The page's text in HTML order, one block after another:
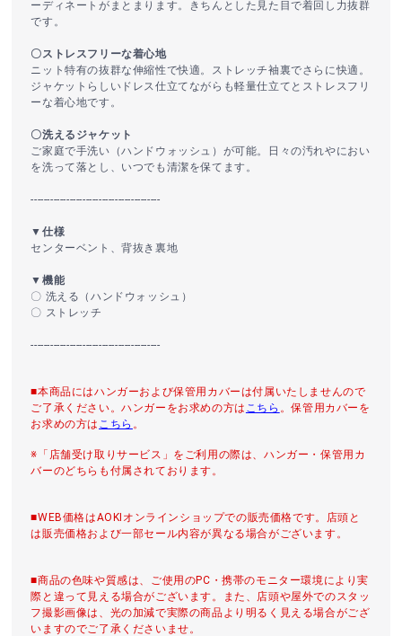
ーディネートがまとまります。きちんとした見た目で着回し力抜群
です。
〇ストレスフリーな着心地
ニット特有の抜群な伸縮性で快適。ストレッチ袖裏でさらに快適。
ジャケットらしいドレス仕立てながらも軽量仕立てとストレスフリ
ーな着心地です。
〇洗えるジャケット
ご家庭で手洗い（ハンドウォッシュ）が可能。日々の汚れやにおい
を洗って落とし、いつでも清潔を保てます。
----------------------------------------
▼仕様
センターベント、背抜き裏地
▼機能
〇 洗える（ハンドウォッシュ）
〇 ストレッチ
----------------------------------------
■本商品にはハンガーおよび保管用カバーは付属いたしませんので
ご了承ください。ハンガーをお求めの方は こちら 。保管用カバーを
お求めの方は こちら 。
※「店舗受け取りサービス」をご利用の際は、ハンガー・保管用カ
バーのどちらも付属されております。
■WEB価格はAOKIオンラインショップでの販売価格です。店頭と
は販売価格および一部セール内容が異なる場合がございます。
■商品の色味や質感は、ご使用のPC・携帯のモニター環境により実
際と違って見える場合がございます。また、店頭や屋外でのスタッ
フ撮影画像は、光の加減で実際の商品より明るく見える場合がござ
いますのでご了承くださいませ。